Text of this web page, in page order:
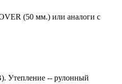
(50 мм.) или аналоги с
Утепление -- рулонный